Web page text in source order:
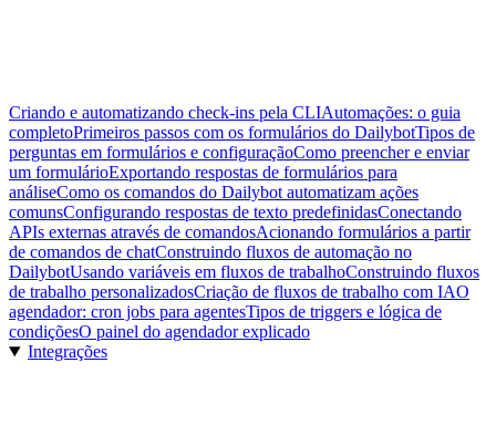
Criando e automatizando check-ins pela CLIAutomações: o guia
completoPrimeiros passos com os formulários do DailybotTipos de
perguntas em formulários e configuraçãoComo preencher e enviar
um formulárioExportando respostas de formulários para
análiseComo os comandos do Dailybot automatizam ações
comunsConfigurando respostas de texto predefinidasConectando
APIs externas através de comandosAcionando formulários a partir
de comandos de chatConstruindo fluxos de automação no
DailybotUsando variáveis em fluxos de trabalhoConstruindo fluxos
de trabalho personalizadosCriação de fluxos de trabalho com IAO
agendador: cron jobs para agentesTipos de triggers e lógica de
condiçõesO painel do agendador explicado
Integrações